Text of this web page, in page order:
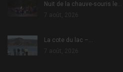
Nuit de la chauve-souris le…
La cote du lac –…